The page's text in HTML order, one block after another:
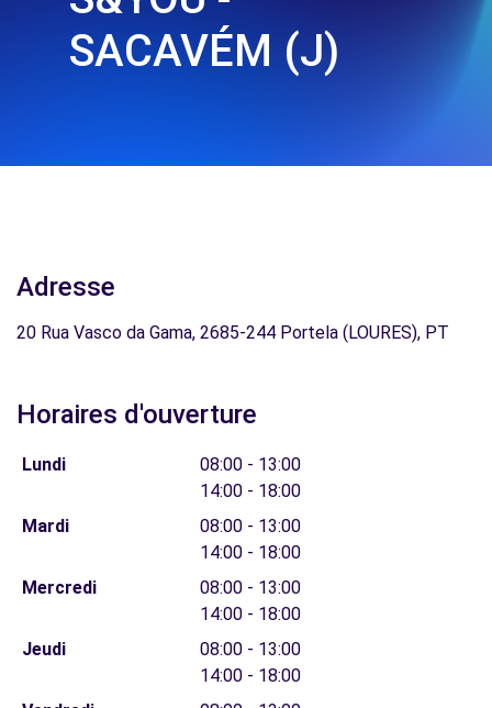
SACAVÉM (J)
Adresse
20 Rua Vasco da Gama, 2685-244 Portela (LOURES), PT
Horaires d'ouverture
Lundi
08:00 - 13:00
14:00 - 18:00
Mardi
08:00 - 13:00
14:00 - 18:00
Mercredi
08:00 - 13:00
14:00 - 18:00
Jeudi
08:00 - 13:00
14:00 - 18:00